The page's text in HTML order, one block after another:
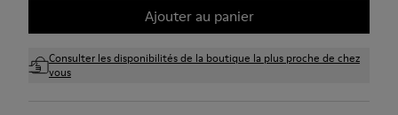
Ajouter au panier
Consulter les disponibilités de la boutique la plus proche de chez
vous